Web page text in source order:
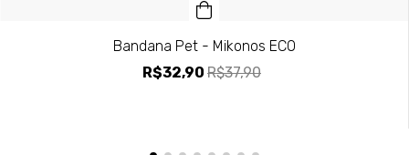
Bandana Pet - Mikonos ECO
R$32,90 R$37,90